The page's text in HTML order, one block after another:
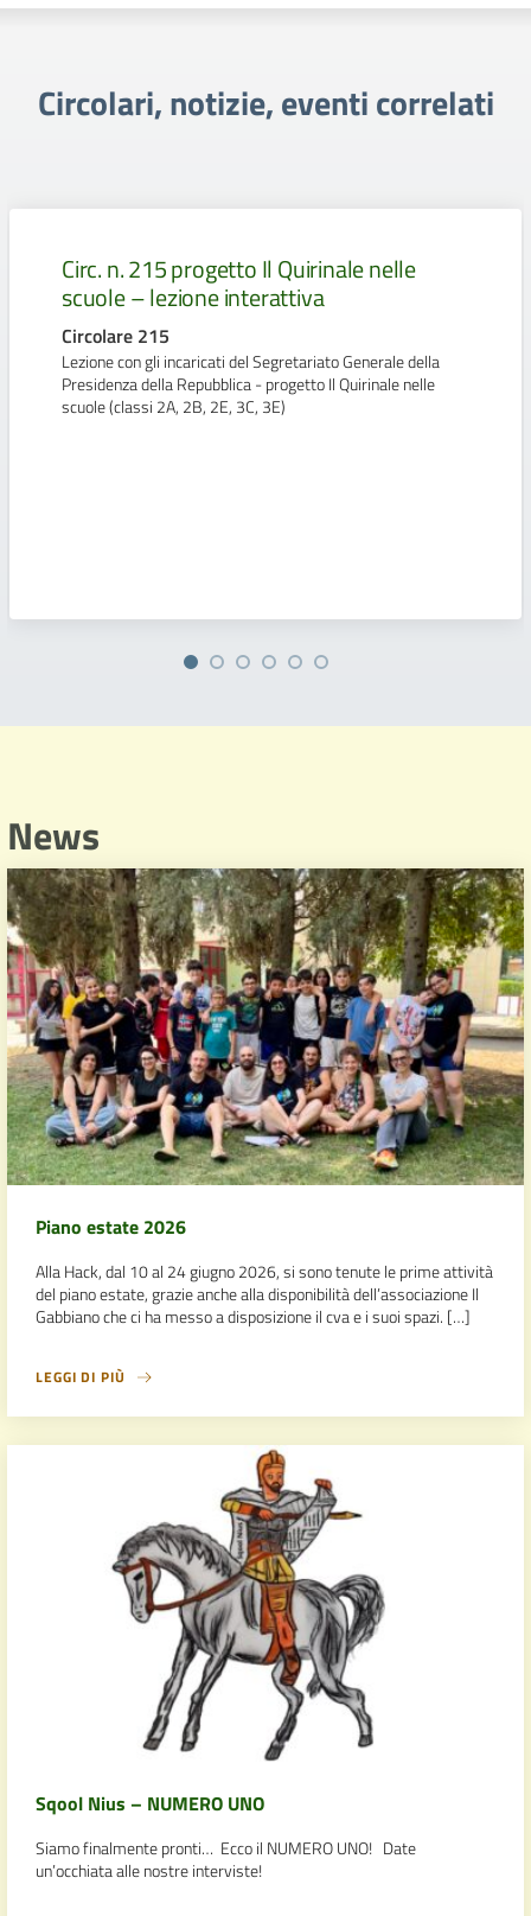
Circolari, notizie, eventi correlati
Circ. n. 215 progetto Il Quirinale nelle
scuole – lezione interattiva
Circolare 215
Lezione con gli incaricati del Segretariato Generale della
Presidenza della Repubblica - progetto Il Quirinale nelle
scuole (classi 2A, 2B, 2E, 3C, 3E)
News
Piano estate 2026
Alla Hack, dal 10 al 24 giugno 2026, si sono tenute le prime attività
del piano estate, grazie anche alla disponibilità dell’associazione Il
Gabbiano che ci ha messo a disposizione il cva e i suoi spazi. […]
LEGGI DI PIÙ
Sqool Nius – NUMERO UNO
Siamo finalmente pronti… Ecco il NUMERO UNO! Date
un’occhiata alle nostre interviste!